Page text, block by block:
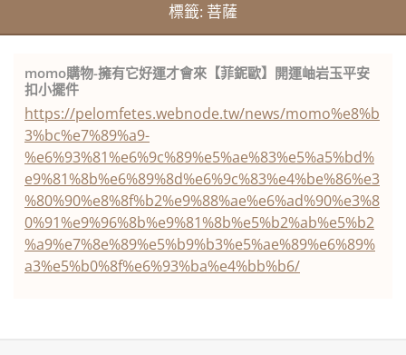
標籤: 菩薩
momo購物-擁有它好運才會來【菲鈮歐】開運岫岩玉平安
扣小擺件
https://pelomfetes.webnode.tw/news/momo%e8%b
3%bc%e7%89%a9-
%e6%93%81%e6%9c%89%e5%ae%83%e5%a5%bd%
e9%81%8b%e6%89%8d%e6%9c%83%e4%be%86%e3
%80%90%e8%8f%b2%e9%88%ae%e6%ad%90%e3%8
0%91%e9%96%8b%e9%81%8b%e5%b2%ab%e5%b2
%a9%e7%8e%89%e5%b9%b3%e5%ae%89%e6%89%
a3%e5%b0%8f%e6%93%ba%e4%bb%b6/